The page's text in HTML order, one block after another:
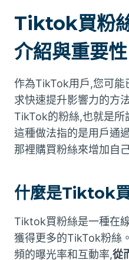
Tiktok買粉
介紹與重要性
作為TikTok用戶,您可能
求快速提升影響力的方
TikTok的粉絲,也就是所
這種做法指的是用戶通
那裡購買粉絲來增加自
什麼是Tiktok
Tiktok買粉絲是一種在
獲得更多的TikTok粉絲
頻的曝光率和互動率,從